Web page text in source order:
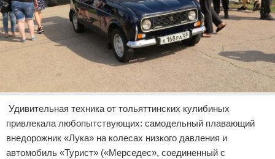
Удивительная техника от тольяттинских кулибиных
привлекала любопытствующих: самодельный плавающий
внедорожник «Лука» на колесах низкого давления и
автомобиль «Турист» («Мерседес», соединенный с